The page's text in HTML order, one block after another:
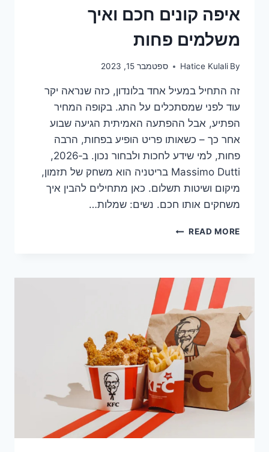
איפה קונים חכם ואיך
משלמים פחות
By
Hatice Kulali ספטמבר 15, 2023
זה התחיל במעיל אחד בלונדון, כזה שנראה יקר
עוד לפני שמסתכלים על התג. בקופה המחיר
הפתיע, אבל ההפתעה האמיתית הגיעה שבוע
אחר כך – כשאותו פריט הופיע בפחות, הרבה
פחות, למי שידע לחכות ולבחור נכון. ב‑2026,
Massimo Dutti בריטניה הוא משחק של תזמון,
מיקום ושיטות תשלום. כאן מתחילים להבין איך
משחקים אותו חכם. נשים: שמלות…
READ MORE
MASSIMO
המחירים
האמיתיים,
איפה
קונים
חכם
ואיך
משלמים
פחות